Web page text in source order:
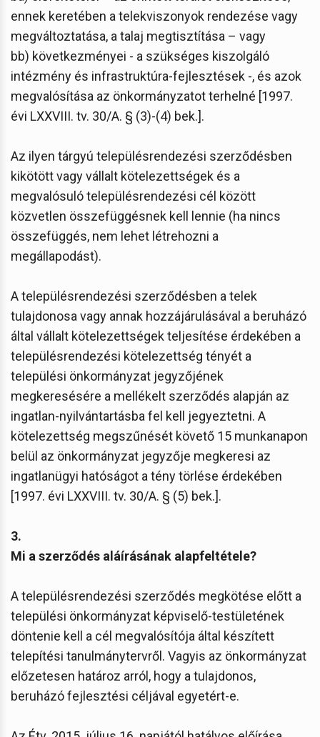
ennek keretében a telekviszonyok rendezése vagy
megváltoztatása, a talaj megtisztítása – vagy
bb) következményei - a szükséges kiszolgáló
intézmény és infrastruktúra-fejlesztések -, és azok
megvalósítása az önkormányzatot terhelné [1997.
évi LXXVIII. tv. 30/A. § (3)-(4) bek.].
Az ilyen tárgyú településrendezési szerződésben
kikötött vagy vállalt kötelezettségek és a
megvalósuló településrendezési cél között
közvetlen összefüggésnek kell lennie (ha nincs
összefüggés, nem lehet létrehozni a
megállapodást).
A településrendezési szerződésben a telek
tulajdonosa vagy annak hozzájárulásával a beruházó
által vállalt kötelezettségek teljesítése érdekében a
településrendezési kötelezettség tényét a
települési önkormányzat jegyzőjének
megkeresésére a mellékelt szerződés alapján az
ingatlan-nyilvántartásba fel kell jegyeztetni. A
kötelezettség megszűnését követő 15 munkanapon
belül az önkormányzat jegyzője megkeresi az
ingatlanügyi hatóságot a tény törlése érdekében
[1997. évi LXXVIII. tv. 30/A. § (5) bek.].
3.
Mi a szerződés aláírásának alapfeltétele?
A településrendezési szerződés megkötése előtt a
települési önkormányzat képviselő-testületének
döntenie kell a cél megvalósítója által készített
telepítési tanulmánytervről. Vagyis az önkormányzat
előzetesen határoz arról, hogy a tulajdonos,
beruházó fejlesztési céljával egyetért-e.